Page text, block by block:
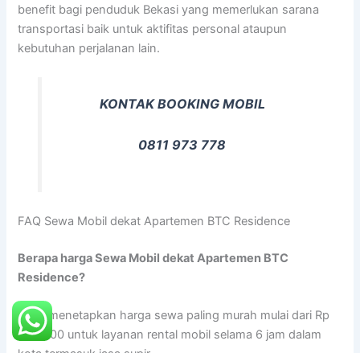
benefit bagi penduduk Bekasi yang memerlukan sarana
transportasi baik untuk aktifitas personal ataupun
kebutuhan perjalanan lain.
KONTAK BOOKING MOBIL
0811 973 778
FAQ Sewa Mobil dekat Apartemen BTC Residence
Berapa harga Sewa Mobil dekat Apartemen BTC
Residence?
Kami menetapkan harga sewa paling murah mulai dari Rp
300.000 untuk layanan rental mobil selama 6 jam dalam